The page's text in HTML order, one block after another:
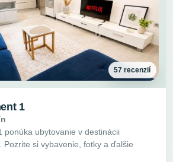
57 recenzií
1
ponúka ubytovanie v destinácii
Pozrite si vybavenie, fotky a ďalšie